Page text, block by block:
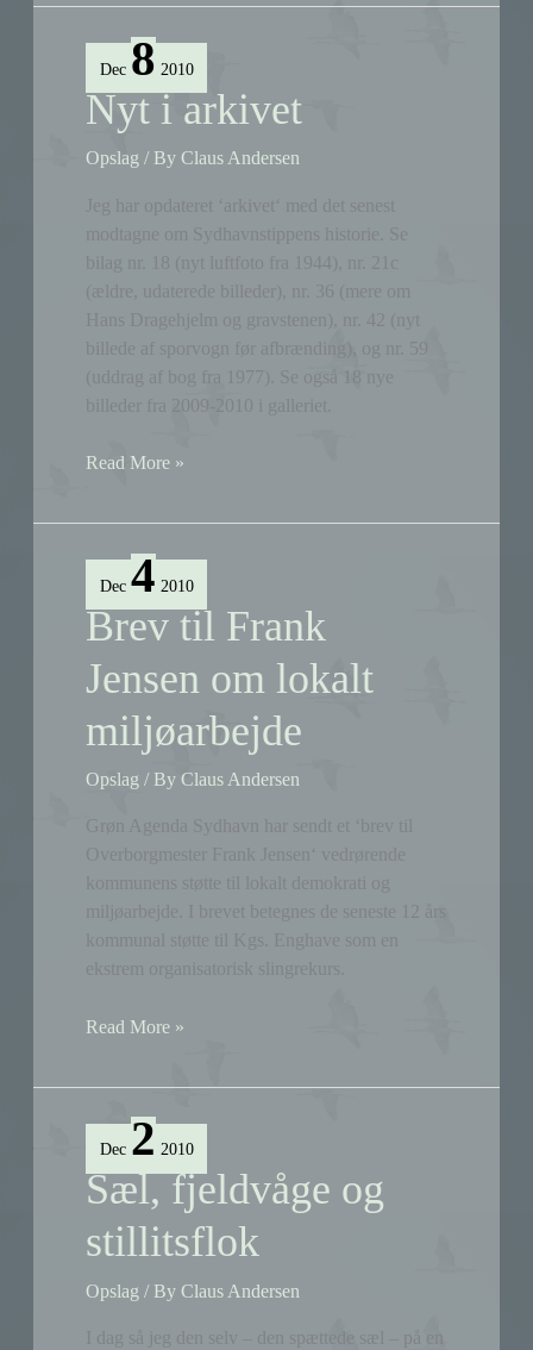
Dec 8 2010
Nyt i arkivet
Opslag / ByClaus Andersen
Jeg har opdateret ‘arkivet‘ med det senest
modtagne om Sydhavnstippens historie. Se
bilag nr. 18 (nyt luftfoto fra 1944), nr. 21c
(ældre, udaterede billeder), nr. 36 (mere om
Hans Dragehjelm og gravstenen), nr. 42 (nyt
billede af sporvogn før afbrænding), og nr. 59
(uddrag af bog fra 1977). Se også 18 nye
Nyt
arkivet
Read More »
Dec 4 2010
Brev til Frank
Jensen om lokalt
miljøarbejde
Opslag / ByClaus Andersen
Grøn Agenda Sydhavn har sendt et ‘brev til
Overborgmester Frank Jensen‘ vedrørende
kommunens støtte til lokalt demokrati og
miljøarbejde. I brevet betegnes de seneste 12 års
kommunal støtte til Kgs. Enghave som en
ekstrem organisatorisk slingrekurs.
Brev
Frank
Jensen
om
lokalt
miljøarbejde
Read More »
Dec 2 2010
Sæl, fjeldvåge og
stillitsflok
Opslag / ByClaus Andersen
I dag så jeg den selv – den spættede sæl – på en